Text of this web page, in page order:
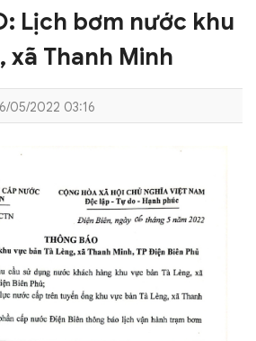
Lịch bơm nước khu
xã Thanh Minh
05/2022 03:16